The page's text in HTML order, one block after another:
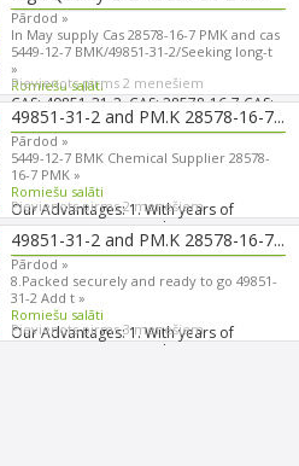
Pārdod »
In May supply Cas 28578-16-7 PMK and cas
5449-12-7 BMK/49851-31-2/Seeking long-t
»
Romiešu salāti
CAS: 49851-31-2, CAS: 28578-16-7 CAS:
5449-12-7, CAS: 1451-8...
Pievienots pirms 2 menešiem
49851-31-2 and PM.K 28578-16-7...
Pārdod »
5449-12-7 BMK Chemical Supplier 28578-
16-7 PMK »
Romiešu salāti
Our Advantages: 1. With years of
experience in export shippi...
Pievienots pirms 2 menešiem
49851-31-2 and PM.K 28578-16-7...
Pārdod »
8.Packed securely and ready to go 49851-
31-2 Add t »
Romiešu salāti
Our Advantages: 1. With years of
experience in export shippi...
Pievienots pirms 3 menešiem